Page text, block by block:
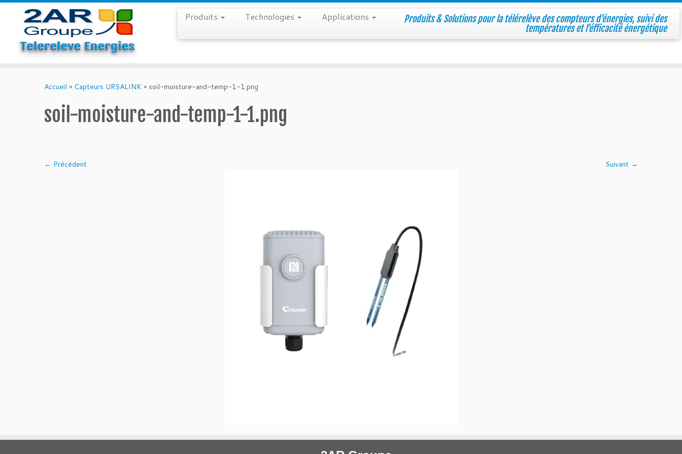
Produits & Solutions pour la télérelève des compteurs d'énergies, suivi des
températures et l'éfficacité énergétique
Produits Technologies Applications
Accueil » Capteurs URSALINK » soil-moisture-and-temp-1-1.png
soil-moisture-and-temp-1-1.png
← Précédent Suivant →